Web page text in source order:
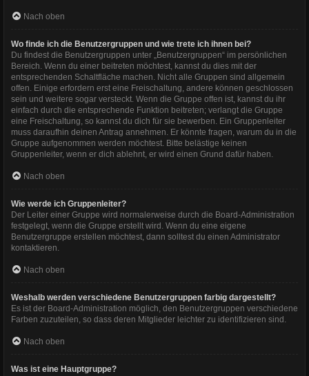
Nach oben
Wo finde ich die Benutzergruppen und wie trete ich ihnen bei?
Du findest die Benutzergruppen unter „Benutzergruppen“ im persönlichen
Bereich. Wenn du einer beitreten möchtest, kannst du dies mit der
entsprechenden Schaltfläche machen. Nicht alle Gruppen sind allgemein
offen. Einige erfordern erst eine Freischaltung, andere können geschlossen
sein und weitere sogar versteckt. Wenn die Gruppe offen ist, kannst du ihr
einfach durch die entsprechende Funktion beitreten; verlangt die Gruppe
eine Freischaltung, so kannst du dich für sie bewerben. Ein Gruppenleiter
muss daraufhin deinen Antrag annehmen. Er könnte fragen, warum du in die
Gruppe aufgenommen werden möchtest. Bitte belästige keinen
Gruppenleiter, wenn er dich ablehnt, er wird einen Grund dafür haben.
Nach oben
Wie werde ich Gruppenleiter?
Der Leiter einer Gruppe wird normalerweise durch die Board-Administration
festgelegt, wenn die Gruppe erstellt wird. Wenn du eine eigene
Benutzergruppe erstellen möchtest, dann solltest du einen Administrator
kontaktieren.
Nach oben
Weshalb werden verschiedene Benutzergruppen farbig dargestellt?
Es ist der Board-Administration möglich, den Benutzergruppen verschiedene
Farben zuzuteilen, so dass deren Mitglieder leichter zu identifizieren sind.
Nach oben
Was ist eine Hauptgruppe?